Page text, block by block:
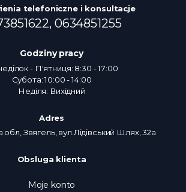
telefoniczne i konsultacje
0634851255
Godziny pracy
- П'ятниця: 8:30 - 17:00
Субота: 10:00 - 14:00
Неділя: Вихідний
Adres
Звягель, вул.Лідівський Шлях, 32а
Obsluga klienta
Moje konto